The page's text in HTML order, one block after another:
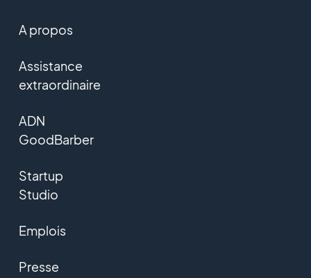
A propos
Assistance
extraordinaire
ADN
GoodBarber
Startup
Studio
Emplois
Presse